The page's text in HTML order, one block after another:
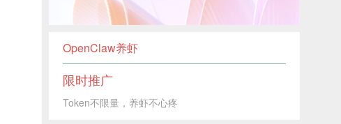
OpenClaw养虾
限时推广
Token不限量，养虾不心疼